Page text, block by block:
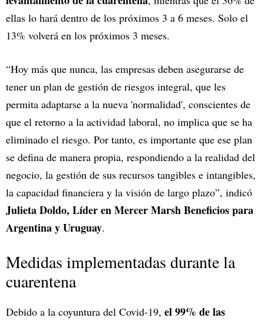
ellas lo hará dentro de los próximos 3 a 6 meses. Solo el
13% volverá en los próximos 3 meses.
“Hoy más que nunca, las empresas deben asegurarse de
tener un plan de gestión de riesgos integral, que les
permita adaptarse a la nueva 'normalidad', conscientes de
que el retorno a la actividad laboral, no implica que se ha
eliminado el riesgo. Por tanto, es importante que ese plan
se defina de manera propia, respondiendo a la realidad del
negocio, la gestión de sus recursos tangibles e intangibles,
la capacidad financiera y la visión de largo plazo”, indicó
Julieta Doldo, Líder en Mercer Marsh Beneficios para
Argentina y Uruguay.
Medidas implementadas durante la
cuarentena
Debido a la coyuntura del Covid-19, el 99% de las